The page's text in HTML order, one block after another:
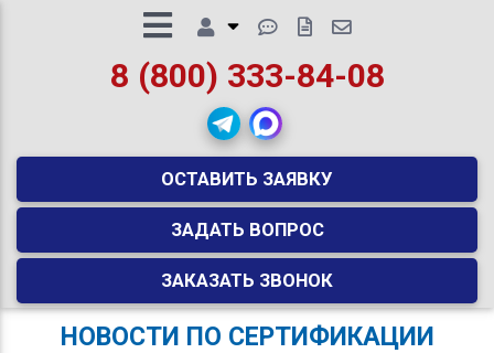
8 (800) 333-84-08
ОСТАВИТЬ ЗАЯВКУ
ЗАДАТЬ ВОПРОС
ЗАКАЗАТЬ ЗВОНОК
НОВОСТИ ПО СЕРТИФИКАЦИИ